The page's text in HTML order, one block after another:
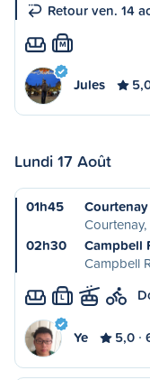
Retour ven. 14
M
Jules
Lundi 17 Août
01h45
Courtenay
02h30
Campbell
Campbell
L
Ye 5,0